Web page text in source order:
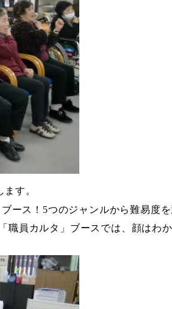
す。
ース！ 5つのジャンルから難易度
職員カルタ」ブースでは、顔はわ